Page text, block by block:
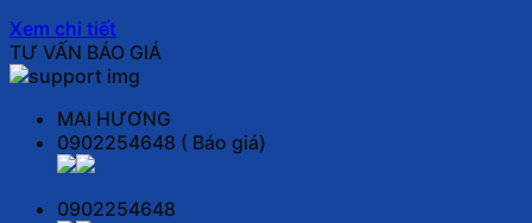
Xem chi tiết
TƯ VẤN BÁO GIÁ
MAI HƯƠNG
0902254648 ( Báo giá)
0902254648